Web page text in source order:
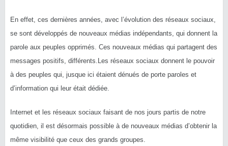
En effet, ces dernières années, avec l’évolution des réseaux sociaux,
se sont développés de nouveaux médias indépendants, qui donnent la
parole aux peuples opprimés. Ces nouveaux médias qui partagent des
messages positifs, différents.
Les réseaux sociaux donnent le pouvoir
à des peuples qui, jusque ici étaient dénués de porte paroles et
d’information qui leur était dédiée.
Internet et les réseaux sociaux faisant de nos jours partis de notre
quotidien, il est désormais possible à de nouveaux médias d’obtenir la
même visibilité que ceux des grands groupes.